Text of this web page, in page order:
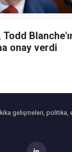
onay verdi
gelişmeleri, politika,